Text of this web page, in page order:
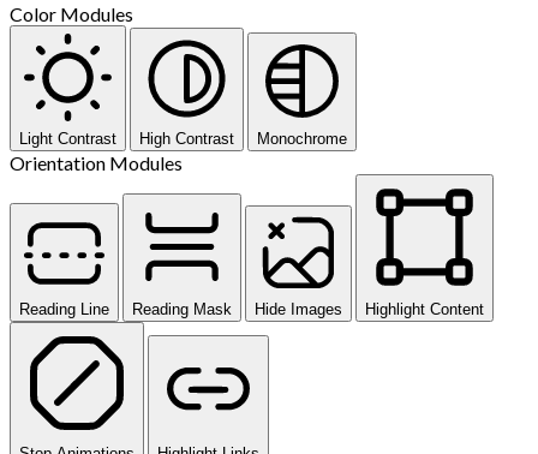
Color Modules
Light Contrast High Contrast Monochrome
Orientation Modules
Reading Line Reading Mask Hide Images Highlight Content